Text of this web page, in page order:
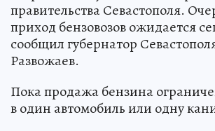
правительства Севастополя.
приход бензовозов ожидается
сообщил губернатор
Развожаев.
Пока продажа бензина
в один автомобиль или одну